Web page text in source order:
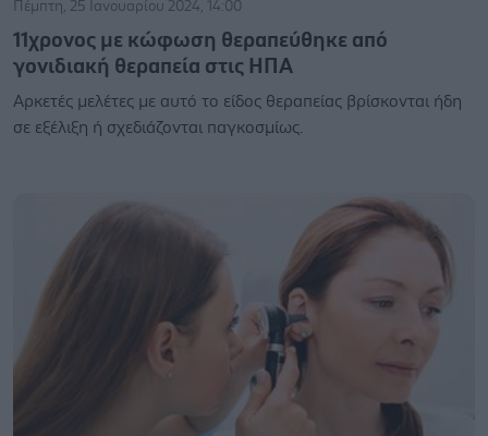
Πέμπτη, 25 Ιανουαρίου 2024, 14:00
11χρονος με κώφωση θεραπεύθηκε από
γονιδιακή θεραπεία στις ΗΠΑ
Αρκετές μελέτες με αυτό το είδος θεραπείας βρίσκονται ήδη
σε εξέλιξη ή σχεδιάζονται παγκοσμίως.